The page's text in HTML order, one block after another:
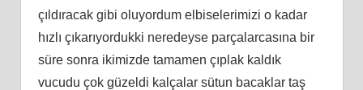
çıldıracak gibi oluyordum elbiselerimizi o kadar
hızlı çıkarıyordukki neredeyse parçalarcasına bir
süre sonra ikimizde tamamen çıplak kaldık
vucudu çok güzeldi kalçalar sütun bacaklar taş